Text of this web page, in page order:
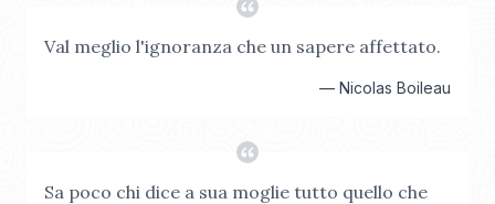
Val meglio l'ignoranza che un sapere affettato.
— Nicolas Boileau
Sa poco chi dice a sua moglie tutto quello che